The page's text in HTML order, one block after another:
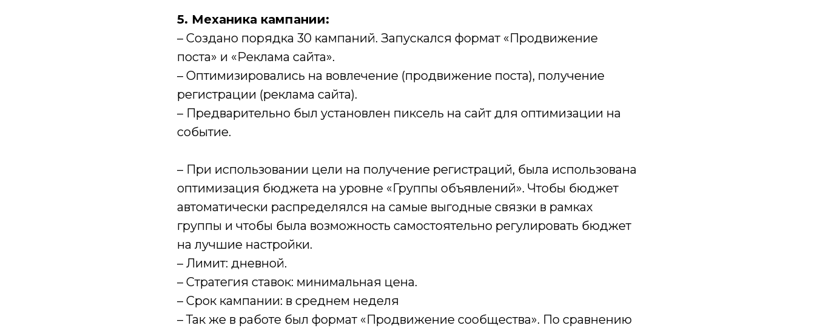
5. Механика кампании:
– Создано порядка 30 кампаний. Запускался формат «Продвижение
поста» и «Реклама сайта».
– Оптимизировались на вовлечение (продвижение поста), получение
регистрации (реклама сайта).
– Предварительно был установлен пиксель на сайт для оптимизации на
событие.
– При использовании цели на получение регистраций, была использована
оптимизация бюджета на уровне «Группы объявлений». Чтобы бюджет
автоматически распределялся на самые выгодные связки в рамках
группы и чтобы была возможность самостоятельно регулировать бюджет
на лучшие настройки.
– Лимит: дневной.
– Стратегия ставок: минимальная цена.
– Срок кампании: в среднем неделя
– Так же в работе был формат «Продвижение сообщества». По сравнению